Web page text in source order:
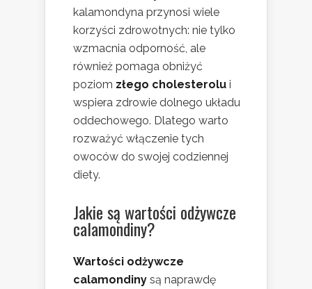
kalamondyna przynosi wiele
korzyści zdrowotnych: nie tylko
wzmacnia odporność, ale
również pomaga obniżyć
poziom złego cholesterolu i
wspiera zdrowie dolnego układu
oddechowego. Dlatego warto
rozważyć włączenie tych
owoców do swojej codziennej
diety.
Jakie są wartości odżywcze
calamondiny?
Wartości odżywcze
calamondiny są naprawdę